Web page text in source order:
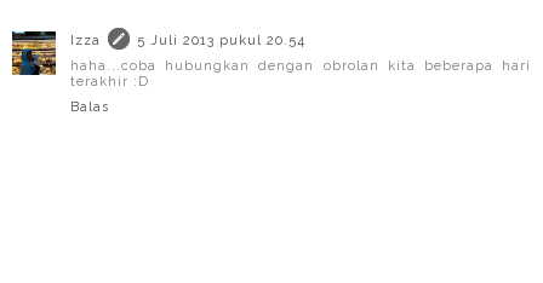
Izza
5 Juli 2013 pukul 20.54
haha...coba hubungkan dengan obrolan kita beberapa hari
terakhir :D
Balas